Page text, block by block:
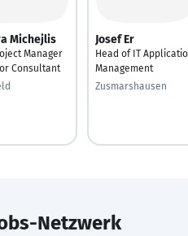
Michejlis
Manager
Consultant
Josef Er
Head of IT
Management
Zusmarshausen
Netzwerk